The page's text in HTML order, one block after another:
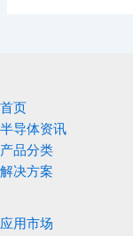
首页
半导体资讯
产品分类
解决方案
应用市场